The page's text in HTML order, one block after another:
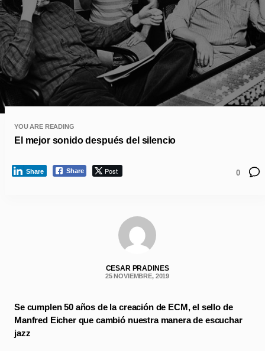
YOU ARE READING
El mejor sonido después del silencio
Share Post
Share 0
CESAR PRADINES
25 NOVIEMBRE, 2019
Se cumplen 50 años de la creación de ECM, el sello de
Manfred Eicher que cambió nuestra manera de escuchar
jazz